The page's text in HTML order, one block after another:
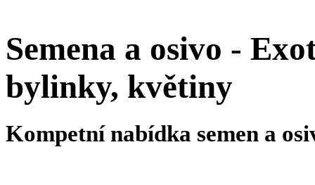
Semena a osivo -
bylinky, květiny
Kompetní nabídka semen a